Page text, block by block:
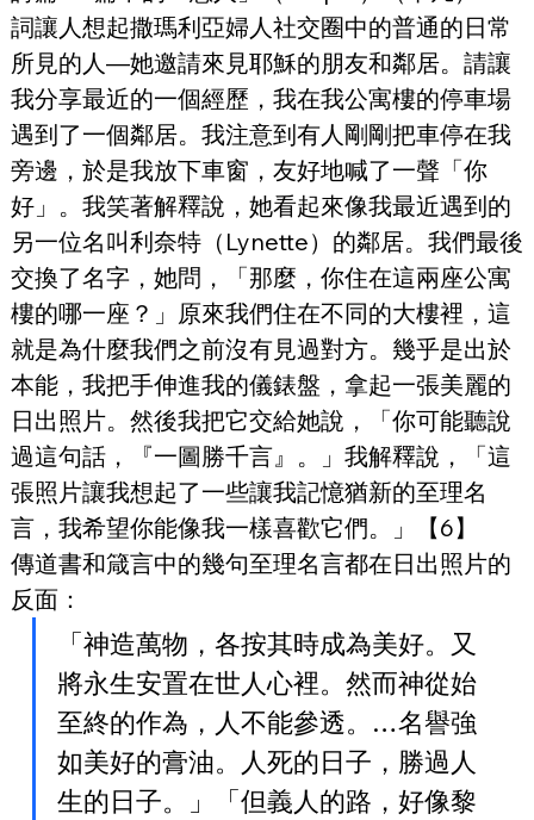
詞讓人想起撒瑪利亞婦人社交圈中的普通的日常
所見的人—她邀請來見耶穌的朋友和鄰居。請讓
我分享最近的一個經歷，我在我公寓樓的停車場
遇到了一個鄰居。我注意到有人剛剛把車停在我
旁邊，於是我放下車窗，友好地喊了一聲「你
好」。我笑著解釋說，她看起來像我最近遇到的
另一位名叫利奈特（Lynette）的鄰居。我們最後
交換了名字，她問，「那麼，你住在這兩座公寓
樓的哪一座？」原來我們住在不同的大樓裡，這
就是為什麼我們之前沒有見過對方。幾乎是出於
本能，我把手伸進我的儀錶盤，拿起一張美麗的
日出照片。然後我把它交給她說，「你可能聽說
過這句話，『一圖勝千言』。」我解釋說，「這
張照片讓我想起了一些讓我記憶猶新的至理名
言，我希望你能像我一樣喜歡它們。」【6】
傳道書和箴言中的幾句至理名言都在日出照片的
反面：
「神造萬物，各按其時成為美好。又
將永生安置在世人心裡。然而神從始
至終的作為，人不能參透。…名譽強
如美好的膏油。人死的日子，勝過人
生的日子。」「但義人的路，好像黎